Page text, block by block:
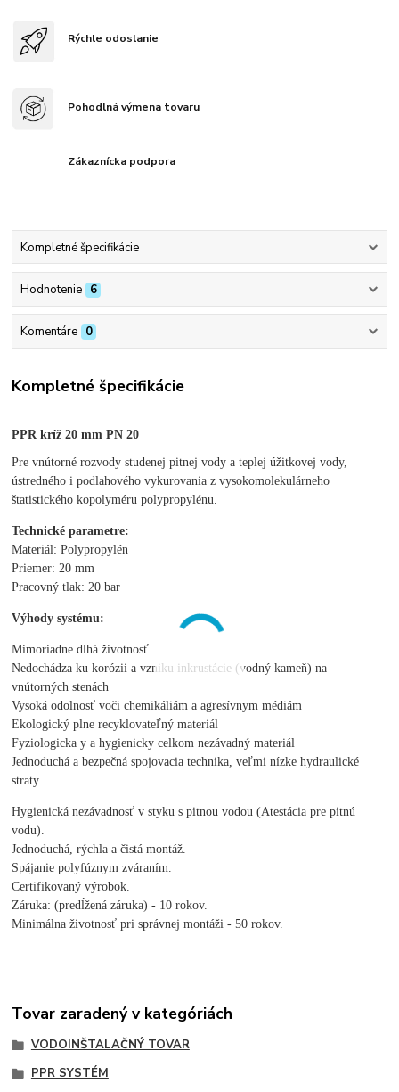
Rýchle odoslanie
Pohodlná výmena tovaru
Zákaznícka podpora
Kompletné špecifikácie
Hodnotenie 6
Komentáre 0
Kompletné špecifikácie
PPR kríž 20 mm PN 20
Pre vnútorné rozvody studenej pitnej vody a teplej úžitkovej vody,
ústredného i podlahového vykurovania z vysokomolekulárneho
štatistického kopolyméru polypropylénu.
Technické parametre:
Materiál: Polypropylén
Priemer: 20 mm
Pracovný tlak: 20 bar
Výhody systému:
Mimoriadne dlhá životnosť
Nedochádza ku korózii a vzniku inkrustácie (vodný kameň) na
vnútorných stenách
Vysoká odolnosť voči chemikáliám a agresívnym médiám
Ekologický plne recyklovateľný materiál
Fyziologicka y a hygienicky celkom nezávadný materiál
Jednoduchá a bezpečná spojovacia technika, veľmi nízke hydraulické
straty
Hygienická nezávadnosť v styku s pitnou vodou (Atestácia pre pitnú
vodu).
Jednoduchá, rýchla a čistá montáž.
Spájanie polyfúznym zváraním.
Certifikovaný výrobok.
Záruka: (predĺžená záruka) - 10 rokov.
Minimálna životnosť pri správnej montáži - 50 rokov.
Tovar zaradený v kategóriách
VODOINŠTALAČNÝ TOVAR
PPR SYSTÉM